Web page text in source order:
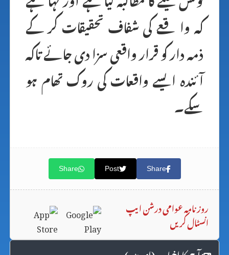
کہ واقعے کی شفاف تحقیقات کر کے
ذمہ دار کو قرار واقعی سزا دی جائے تاکہ
آئندہ ایسے واقعات کی روک تھام ہو
سکے۔
Share
Post
Share
روزنامہ عوامی درشن ایپ
انسٹال کریں